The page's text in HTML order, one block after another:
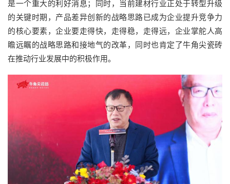
是一个重大的利好消息；同时，当前建材行业正处于转型升级
的关键时期，产品差异创新的战略思路已成为企业提升竞争力
的核心要素，企业要走得快，走得稳，走得远，企业掌舵人高
瞻远瞩的战略思路和接地气的改革，同时也肯定了牛角尖瓷砖
在推动行业发展中的积极作用。